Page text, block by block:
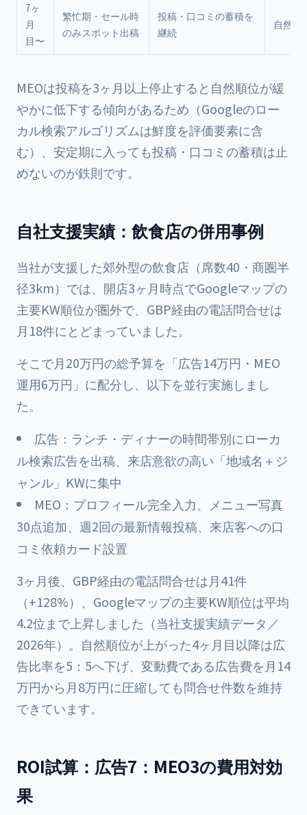
7ヶ
月
目〜
繁忙期・セール時
のみスポット出稿
投稿・口コミの蓄積を
継続
自然流
MEOは投稿を3ヶ月以上停止すると自然順位が緩
やかに低下する傾向があるため（Googleのロー
カル検索アルゴリズムは鮮度を評価要素に含
む）、安定期に入っても投稿・口コミの蓄積は止
めないのが鉄則です。
自社支援実績：飲食店の併用事例
当社が支援した郊外型の飲食店（席数40・商圏半
径3km）では、開店3ヶ月時点でGoogleマップの
主要KW順位が圏外で、GBP経由の電話問合せは
月18件にとどまっていました。
そこで月20万円の総予算を「広告14万円・MEO
運用6万円」に配分し、以下を並行実施しまし
た。
広告：ランチ・ディナーの時間帯別にローカ
ル検索広告を出稿、来店意欲の高い「地域名＋ジ
ャンル」KWに集中
MEO：プロフィール完全入力、メニュー写真
30点追加、週2回の最新情報投稿、来店客への口
コミ依頼カード設置
3ヶ月後、GBP経由の電話問合せは月41件
（+128%）、Googleマップの主要KW順位は平均
4.2位まで上昇しました（当社支援実績データ／
2026年）。自然順位が上がった4ヶ月目以降は広
告比率を5：5へ下げ、変動費である広告費を月14
万円から月8万円に圧縮しても問合せ件数を維持
できています。
ROI試算：広告7：MEO3の費用対効
果